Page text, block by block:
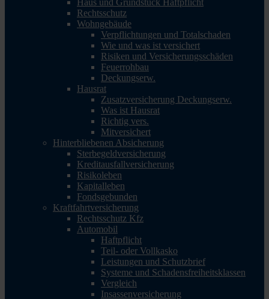
Haus und Grundstück Haftpflicht
Rechtsschutz
Wohngebäude
Verpflichtungen und Totalschaden
Wie und was ist versichert
Risiken und Versicherungsschäden
Feuerrohbau
Deckungserw.
Hausrat
Zusatzversicherung Deckungserw.
Was ist Hausrat
Richtig vers.
Mitversichert
Hinterbliebenen Absicherung
Sterbegeldversicherung
Kreditausfallversicherung
Risikoleben
Kapitalleben
Fondsgebunden
Kraftfahrtversicherung
Rechtsschutz Kfz
Automobil
Haftpflicht
Teil- oder Vollkasko
Leistungen und Schutzbrief
Systeme und Schadensfreiheitsklassen
Vergleich
Insassenversicherung